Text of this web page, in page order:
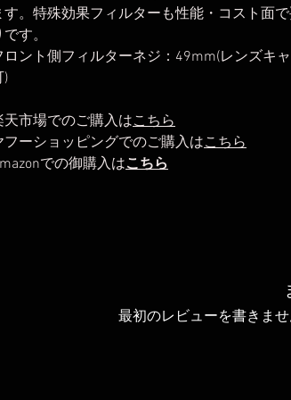
す。特殊効果フィルターも性能・コスト面
です。
ロント側フィルターネジ：49mm(レンズキ
)
天市場でのご購入はこちら
フーショッピングでのご購入はこちら
での御購入はこちら
最初のレビューを書きま